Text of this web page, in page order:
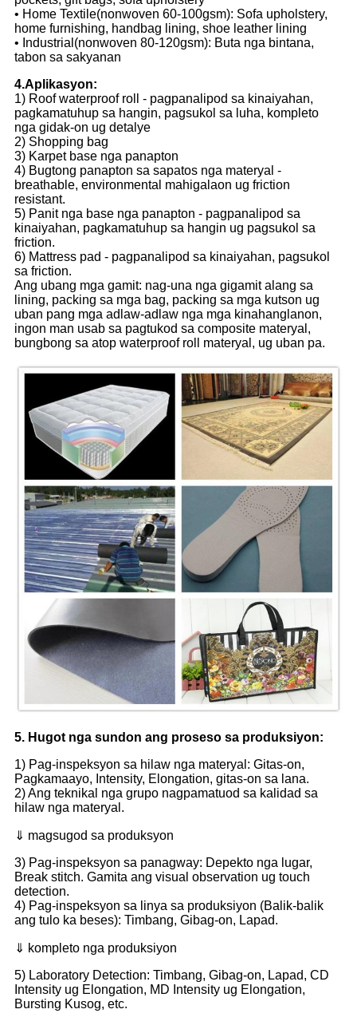
• Home Textile(nonwoven 60-100gsm): Sofa upholstery,
home furnishing, handbag lining, shoe leather lining
• Industrial(nonwoven 80-120gsm): Buta nga bintana,
tabon sa sakyanan
4.Aplikasyon:
1) Roof waterproof roll - pagpanalipod sa kinaiyahan,
pagkamatuhup sa hangin, pagsukol sa luha, kompleto
nga gidak-on ug detalye
2) Shopping bag
3) Karpet base nga panapton
4) Bugtong panapton sa sapatos nga materyal -
breathable, environmental mahigalaon ug friction
resistant.
5) Panit nga base nga panapton - pagpanalipod sa
kinaiyahan, pagkamatuhup sa hangin ug pagsukol sa
friction.
6) Mattress pad - pagpanalipod sa kinaiyahan, pagsukol
sa friction.
Ang ubang mga gamit: nag-una nga gigamit alang sa
lining, packing sa mga bag, packing sa mga kutson ug
uban pang mga adlaw-adlaw nga mga kinahanglanon,
ingon man usab sa pagtukod sa composite materyal,
bungbong sa atop waterproof roll materyal, ug uban pa.
5. Hugot nga sundon ang proseso sa produksiyon:
1) Pag-inspeksyon sa hilaw nga materyal: Gitas-on,
Pagkamaayo, Intensity, Elongation, gitas-on sa lana.
2) Ang teknikal nga grupo nagpamatuod sa kalidad sa
hilaw nga materyal.
⇓ magsugod sa produksyon
3) Pag-inspeksyon sa panagway: Depekto nga lugar,
Break stitch. Gamita ang visual observation ug touch
detection.
4) Pag-inspeksyon sa linya sa produksiyon (Balik-balik
ang tulo ka beses): Timbang, Gibag-on, Lapad.
⇓ kompleto nga produksiyon
5) Laboratory Detection: Timbang, Gibag-on, Lapad, CD
Intensity ug Elongation, MD Intensity ug Elongation,
Bursting Kusog, etc.